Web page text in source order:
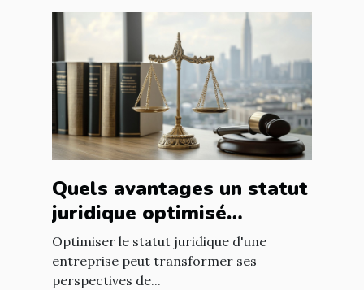
Quels avantages un statut
juridique optimisé
apporte-t-il à votre
entreprise ?
Optimiser le statut juridique d'une
entreprise peut transformer ses
perspectives de...